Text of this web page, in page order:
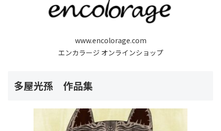
www.encolorage.com
エンカラージ オンラインショップ
多屋光孫 作品集